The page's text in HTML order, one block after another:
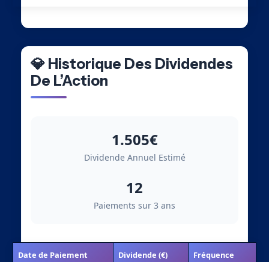
💎 Historique Des Dividendes
De L’Action
1.505€
Dividende Annuel Estimé
12
Paiements sur 3 ans
Date de Paiement Dividende (€) Fréquence